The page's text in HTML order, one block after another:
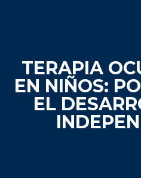
TERAPIA
EN NIÑOS:
EL